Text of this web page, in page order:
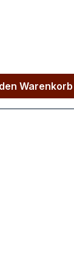
Warenkorb